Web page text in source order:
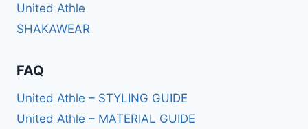
United Athle
SHAKAWEAR
FAQ
United Athle – STYLING GUIDE
United Athle – MATERIAL GUIDE